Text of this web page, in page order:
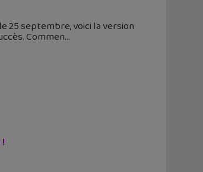
25 septembre, voici la version
Commen